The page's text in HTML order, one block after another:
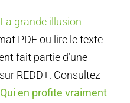
La grande illusion
PDF ou lire le texte
fait partie d’une
REDD+. Consultez
Qui en profite vraiment